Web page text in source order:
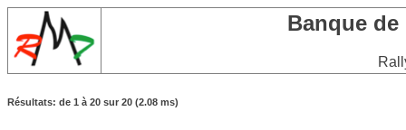
Banque
Résultats: de 1 à 20 sur 20 (2.08 ms)